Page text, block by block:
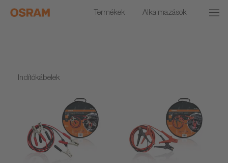
Termékek Alkalmazások
Indítókábelek